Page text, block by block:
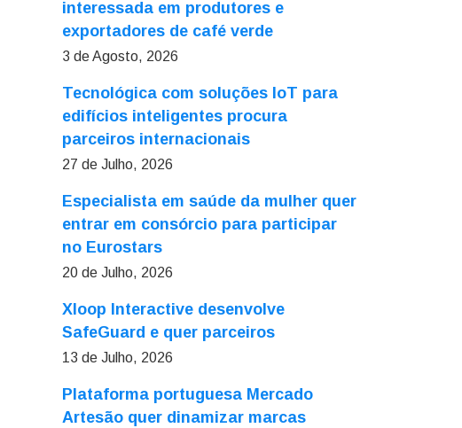
interessada em produtores e
exportadores de café verde
3 de Agosto, 2026
Tecnológica com soluções IoT para
edifícios inteligentes procura
parceiros internacionais
27 de Julho, 2026
Especialista em saúde da mulher quer
entrar em consórcio para participar
no Eurostars
20 de Julho, 2026
Xloop Interactive desenvolve
SafeGuard e quer parceiros
13 de Julho, 2026
Plataforma portuguesa Mercado
Artesão quer dinamizar marcas